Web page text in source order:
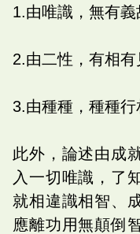
1.由唯識，無有義
2.由二性，有相有
3.由種種，種種行
此外，論述由成
入一切唯識，了
就相違識相智、
應離功用無顛倒